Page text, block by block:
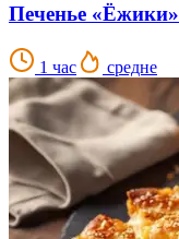
Печенье «Ёжики»
1 час средне